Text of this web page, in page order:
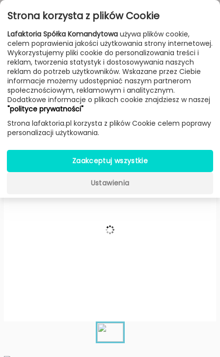
Przejdź do treści
FILTROWANIE & SORTOWANIE
Lampy Producenci Gubi Produkt
Bestlite BL 1 stołowa mosiądz
(Klosz szary) - Gubi
Strona korzysta z plików Cookie
Lafaktoria Spółka Komandytowa używa plików cookie,
celem poprawienia jakości użytkowania strony internetowej.
Wykorzystujemy pliki cookie do personalizowania treści i
reklam, tworzenia statystyk i dostosowywania naszych
reklam do potrzeb użytkowników. Wskazane przez Ciebie
informacje możemy udostępniać naszym partnerom
społecznościowym, reklamowym i analitycznym.
Dodatkowe informacje o plikach cookie znajdziesz w naszej
"polityce prywatności"
Strona lafaktoria.pl korzysta z plików Cookie celem poprawy
personalizacji użytkowania.
Zaakceptuj wszystkie
Ustawienia